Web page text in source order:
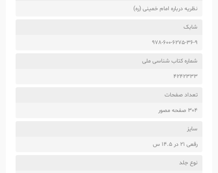
نظریه درباره امام خمینی (ره)
شابک
978-600-6275-36-9
شماره کتاب شناسی ملی
4242333
تعداد صفحات
304 صفحه مصور
سایز
رقعی 21 در 14.5 س
نوع جلد